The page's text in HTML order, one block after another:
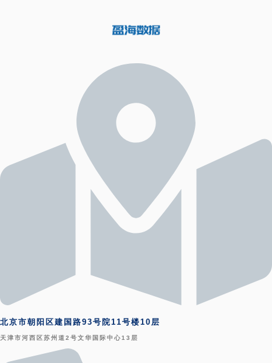
北京市朝阳区建国路93号院11号楼10层
天津市河西区苏州道2号文华国际中心13层